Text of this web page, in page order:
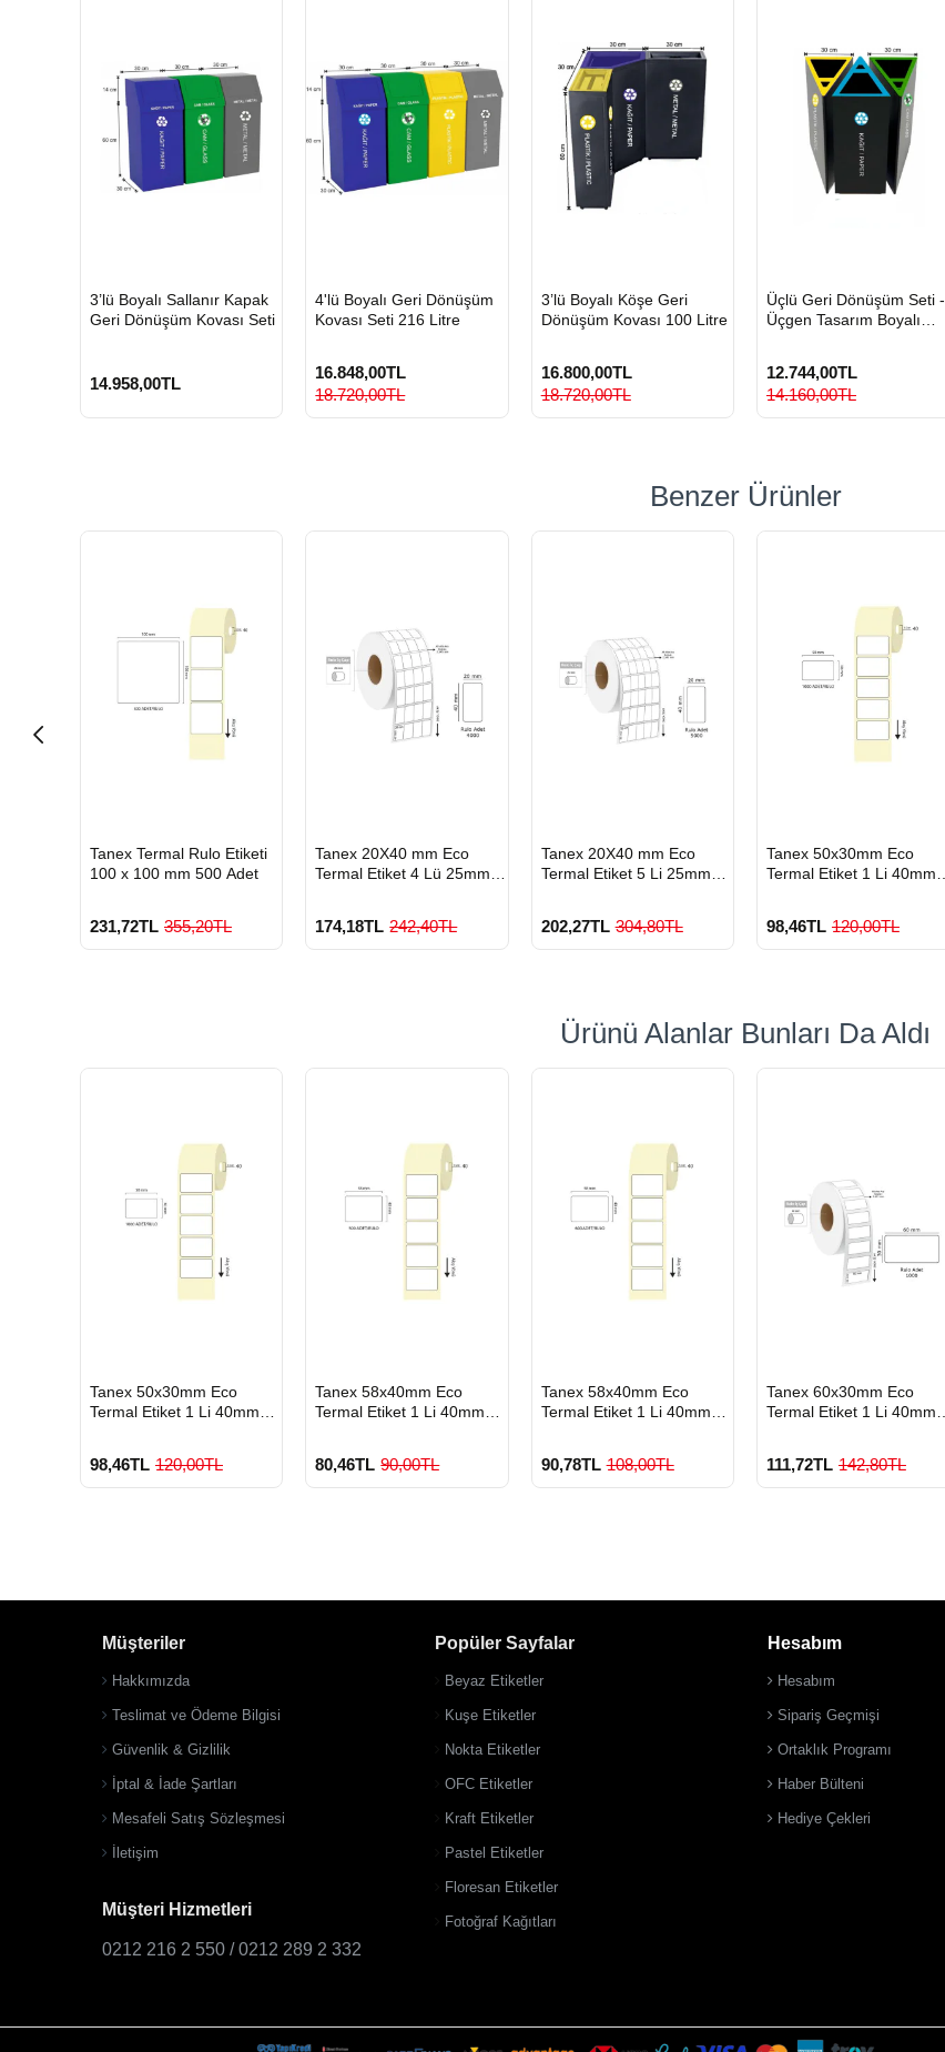
GÖNDERİ
3’lü Boyalı Sallanır Kapak
Geri Dönüşüm Kovası Seti
14.958,00TL
GÖNDERİ
4'lü Boyalı Geri Dönüşüm
Kovası Seti 216 Litre
16.848,00TL
18.720,00TL
GÖNDERİ
3’lü Boyalı Köşe Geri
Dönüşüm Kovası 100 Litre
16.800,00TL
18.720,00TL
GÖNDERİ
Üçlü Geri Dönüşüm Seti -
Üçgen Tasarım Boyalı
12.744,00TL
14.160,00TL
Benzer Ürünler
GÖNDERİ
Tanex Termal Rulo Etiketi
100 x 100 mm 500 Adet
231,72TL 355,20TL
GÖNDERİ
Tanex 20X40 mm Eco
Termal Etiket 4 Lü 25mm
174,18TL 242,40TL
GÖNDERİ
Tanex 20X40 mm Eco
Termal Etiket 5 Li 25mm
202,27TL 304,80TL
GÖNDERİ
Tanex 50x30mm Eco
Termal Etiket 1 Li 40mm
98,46TL 120,00TL
Ürünü Alanlar Bunları Da Aldı
GÖNDERİ
Tanex 50x30mm Eco
Termal Etiket 1 Li 40mm
98,46TL 120,00TL
GÖNDERİ
Tanex 58x40mm Eco
Termal Etiket 1 Li 40mm
80,46TL 90,00TL
GÖNDERİ
Tanex 58x40mm Eco
Termal Etiket 1 Li 40mm
90,78TL 108,00TL
GÖNDERİ
Tanex 60x30mm Eco
Termal Etiket 1 Li 40mm
111,72TL 142,80TL
Müşteriler
Hakkımızda
Teslimat ve Ödeme Bilgisi
Güvenlik & Gizlilik
İptal & İade Şartları
Mesafeli Satış Sözleşmesi
İletişim
Müşteri Hizmetleri
0212 216 2 550 / 0212 289 2 332
Popüler Sayfalar
Beyaz Etiketler
Kuşe Etiketler
Nokta Etiketler
OFC Etiketler
Kraft Etiketler
Pastel Etiketler
Floresan Etiketler
Fotoğraf Kağıtları
Hesabım
Hesabım
Sipariş Geçmişi
Ortaklık Programı
Haber Bülteni
Hediye Çekleri